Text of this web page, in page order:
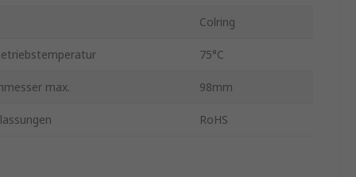
Colring
75°C
max. 98mm
RoHS